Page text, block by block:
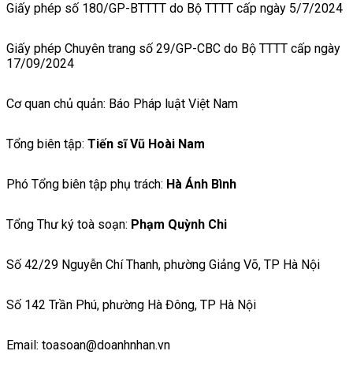
Giấy phép số 180/GP-BTTTT do Bộ TTTT cấp ngày 5/7/2024
Giấy phép Chuyên trang số 29/GP-CBC do Bộ TTTT cấp ngày
17/09/2024
Cơ quan chủ quản: Báo Pháp luật Việt Nam
Tổng biên tập: Tiến sĩ Vũ Hoài Nam
Phó Tổng biên tập phụ trách: Hà Ánh Bình
Tổng Thư ký toà soạn: Phạm Quỳnh Chi
Số 42/29 Nguyễn Chí Thanh, phường Giảng Võ, TP Hà Nội
Số 142 Trần Phú, phường Hà Đông, TP Hà Nội
Email: toasoan@doanhnhan.vn